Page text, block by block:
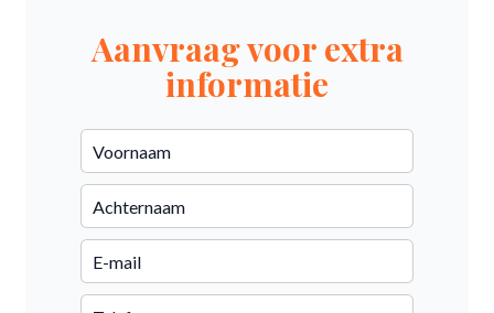
Aanvraag voor extra
informatie